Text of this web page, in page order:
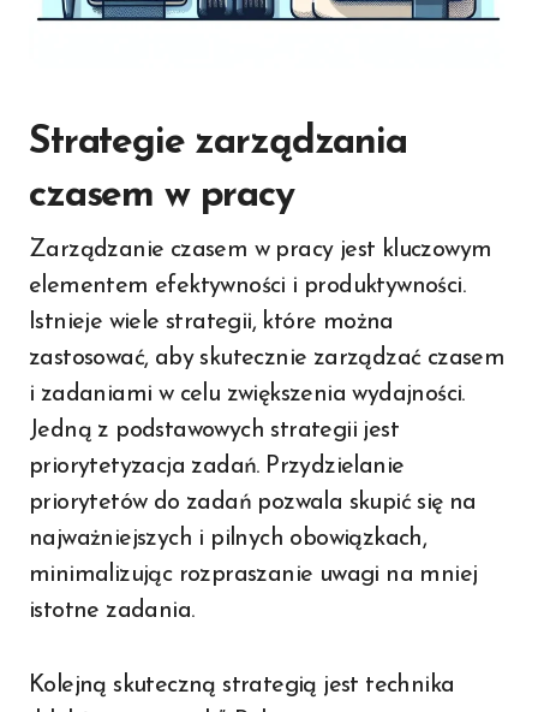
Strategie zarządzania
czasem w pracy
Zarządzanie czasem w pracy jest kluczowym
elementem efektywności i produktywności.
Istnieje wiele strategii, które można
zastosować, aby skutecznie zarządzać czasem
i zadaniami w celu zwiększenia wydajności.
Jedną z podstawowych strategii jest
priorytetyzacja zadań. Przydzielanie
priorytetów do zadań pozwala skupić się na
najważniejszych i pilnych obowiązkach,
minimalizując rozpraszanie uwagi na mniej
istotne zadania.
Kolejną skuteczną strategią jest technika